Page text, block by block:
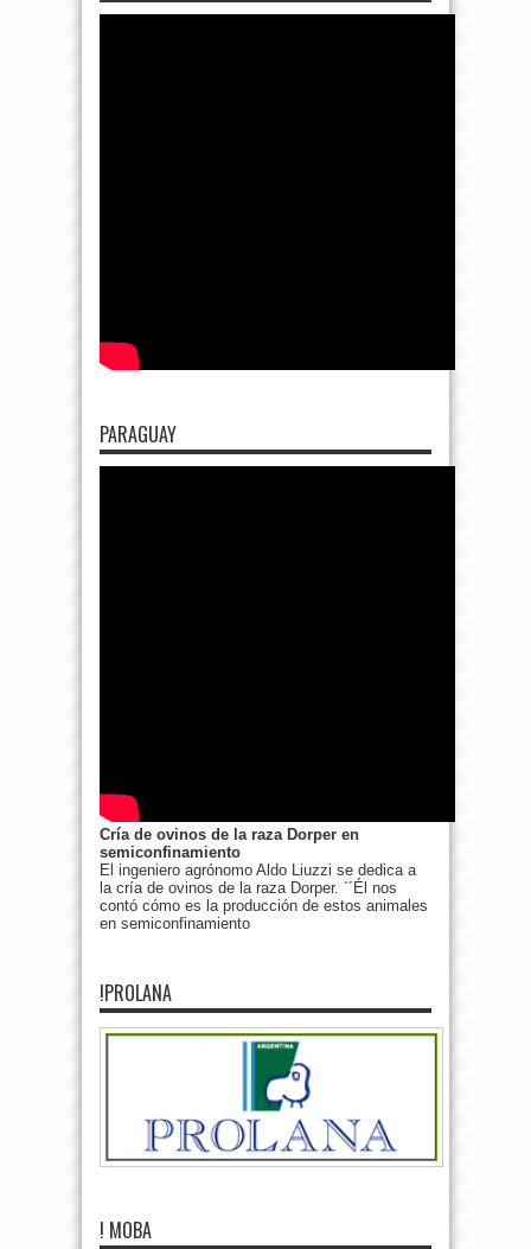
PARAGUAY
Cría de ovinos de la raza Dorper en
semiconfinamiento
El ingeniero agrónomo Aldo Liuzzi se dedica a
la cría de ovinos de la raza Dorper. ´´Él nos
contó cómo es la producción de estos animales
en semiconfinamiento
!PROLANA
! MOBA